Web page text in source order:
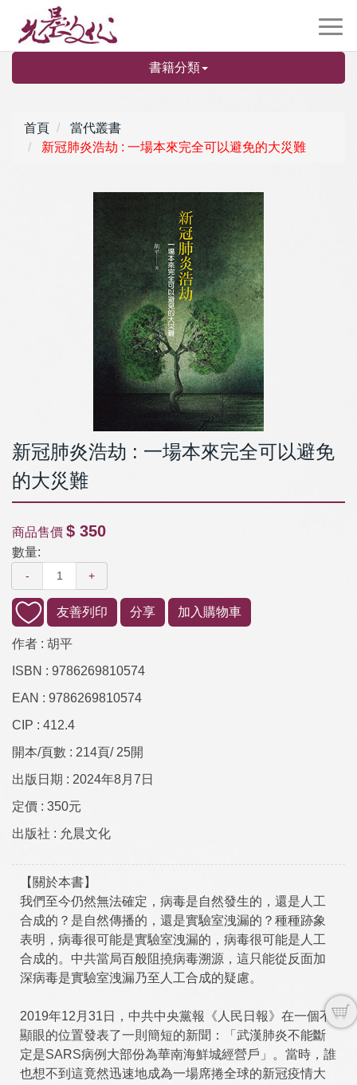
書籍分類
首頁
當代叢書
新冠肺炎浩劫 : 一場本來完全可以避免的大災難
新冠肺炎浩劫 : 一場本來完全可以避免
的大災難
商品售價 $ 350
數量:
- +
友善列印 分享 加入購物車
作者 : 胡平
ISBN : 9786269810574
EAN : 9786269810574
CIP : 412.4
開本/頁數 : 214頁/ 25開
出版日期 : 2024年8月7日
定價 : 350元
出版社 : 允晨文化
【關於本書】
我們至今仍然無法確定，病毒是自然發生的，還是人工
合成的？是自然傳播的，還是實驗室洩漏的？種種跡象
表明，病毒很可能是實驗室洩漏的，病毒很可能是人工
合成的。中共當局百般阻撓病毒溯源，這只能從反面加
深病毒是實驗室洩漏乃至人工合成的疑慮。
2019年12月31日，中共中央黨報《人民日報》在一個不
顯眼的位置發表了一則簡短的新聞：「武漢肺炎不能斷
定是SARS病例大部份為華南海鮮城經營戶」。當時，誰
也想不到這竟然迅速地成為一場席捲全球的新冠疫情大